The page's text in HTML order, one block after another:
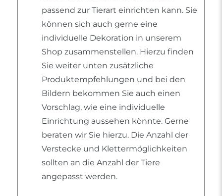
passend zur Tierart einrichten kann. Sie
können sich auch gerne eine
individuelle Dekoration in unserem
Shop zusammenstellen. Hierzu finden
Sie weiter unten zusätzliche
Produktempfehlungen und bei den
Bildern bekommen Sie auch einen
Vorschlag, wie eine individuelle
Einrichtung aussehen könnte. Gerne
beraten wir Sie hierzu. Die Anzahl der
Verstecke und Klettermöglichkeiten
sollten an die Anzahl der Tiere
angepasst werden.